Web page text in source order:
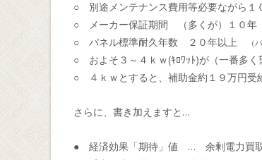
○ 別途メンテナンス費用等必要ながら１
○ メーカー保証期間 （多くが）１０年
○ パネル標準耐久年数 ２０年以上
（
○ およそ３～４ｋｗ(ｷﾛﾜｯﾄ)が（一番多く
○ ４ｋｗとすると、補助金約１９万円受
さらに、書き加えますと…
● 経済効果「期待」値 … 余剰電力買取